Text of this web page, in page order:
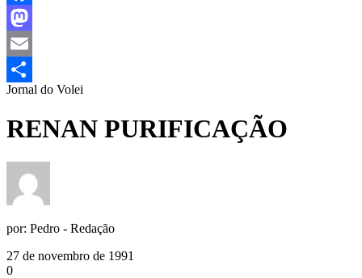
Facebook
Mastodon
Email
Share
Jornal do Volei
RENAN PURIFICAÇÃO
por: Pedro - Redação
27 de novembro de 1991
0